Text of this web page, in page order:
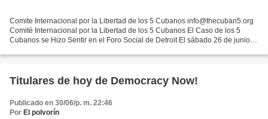
Comite Internacional por la Libertad de los 5 Cubanos info@thecuban5.org
Comité Internacional por la Libertad de los 5 Cubanos El Caso de los 5
Cubanos se Hizo Sentir en el Foro Social de Detroit El sábado 26 de junio,
Titulares de hoy de Democracy Now!
Publicado en 30/06/p. m. 22:46
Por El polvorín